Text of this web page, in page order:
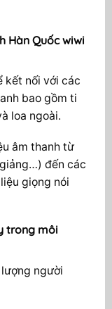
Hàn Quốc wiwi
kết nối với các
bao gồm ti
loa ngoài.
âm thanh từ
đến các
giọng nói
trong môi
người